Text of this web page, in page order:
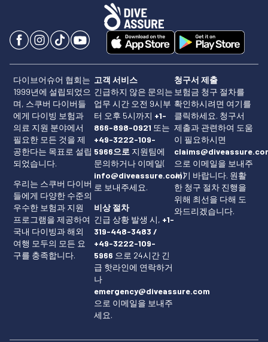
다이브어슈어 협회는
1999년에 설립되었으
며, 스쿠버 다이버들
에게 다이빙 보험과
의료 지원 분야에서
필요한 모든 것을 제
공한다는 목표로 설립
되었습니다.
우리는 스쿠버 다이버
들에게 다양한 수준의
우수한 보험과 지원
프로그램을 제공하여
국내 다이빙과 해외
여행 모두의 모든 요
구를 충족합니다.
고객 서비스
긴급하지 않은 문의는
업무 시간 오전 9시부
터 오후 5시까지 +1-
866-898-0921 또는
+49-3222-109-
5966으로 지원팀에
문의하거나 이메일(
info@diveassure.com)
로 보내주세요.
비상 절차
긴급 상황 발생 시, +1-
319-448-3483 /
+49-3222-109-
5966 으로 24시간 긴
급 핫라인에 연락하거
나
emergency@diveassure.com
으로 이메일을 보내주
세요.
청구서 제출
보험금 청구 절차를
확인하시려면 여기를
클릭하세요. 청구서
제출과 관련하여 도움
이 필요하시면
으로 이메일을 보내주
시기 바랍니다. 원활
한 청구 절차 진행을
위해 최선을 다해 도
와드리겠습니다.